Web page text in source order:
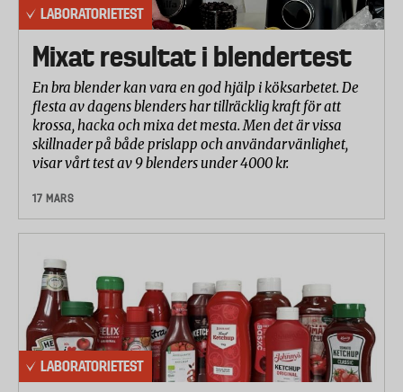
LABORATORIETEST
Mixat resultat i blendertest
En bra blender kan vara en god hjälp i köksarbetet. De
flesta av dagens blenders har tillräcklig kraft för att
krossa, hacka och mixa det mesta. Men det är vissa
skillnader på både prislapp och användarvänlighet,
visar vårt test av 9 blenders under 4000 kr.
17 MARS
LABORATORIETEST